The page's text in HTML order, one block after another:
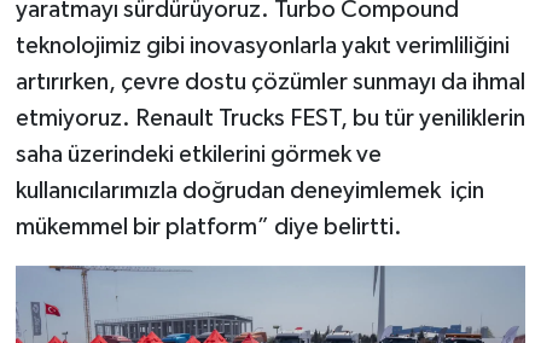
yaratmayı sürdürüyoruz. Turbo Compound
teknolojimiz gibi inovasyonlarla yakıt verimliliğini
artırırken, çevre dostu çözümler sunmayı da ihmal
etmiyoruz. Renault Trucks FEST, bu tür yeniliklerin
saha üzerindeki etkilerini görmek ve
kullanıcılarımızla doğrudan deneyimlemek için
mükemmel bir platform” diye belirtti.